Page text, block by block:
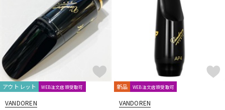
アウトレット WEB注文店頭受取可
VANDOREN
新品 WEB注文店頭受取可
VANDOREN